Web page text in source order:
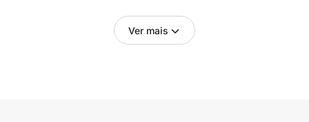
Ver mais